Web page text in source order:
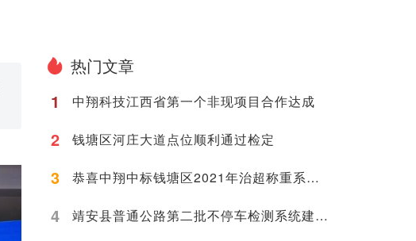
热门文章
1
中翔科技江西省第一个非现项目合作达成
2 钱塘区河庄大道点位顺利通过检定
3 恭喜中翔中标钱塘区2021年治超称重系统建设项目
4 靖安县普通公路第二批不停车检测系统建设项目初验通过